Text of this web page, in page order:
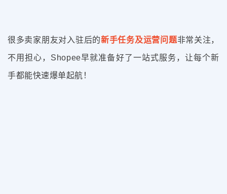
很多卖家朋友对入驻后的新手任务及运营问题非常关注，
不用担心，Shopee早就准备好了一站式服务，让每个新
手都能快速爆单起航！